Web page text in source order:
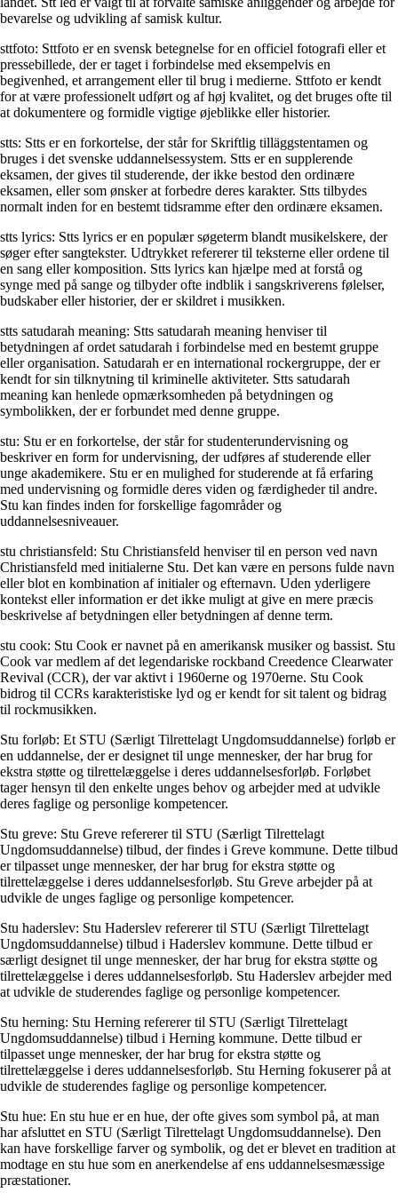
bevarelse og udvikling af samisk kultur.
sttfoto: Sttfoto er en svensk betegnelse for en officiel fotografi eller et
pressebillede, der er taget i forbindelse med eksempelvis en
begivenhed, et arrangement eller til brug i medierne. Sttfoto er kendt
for at være professionelt udført og af høj kvalitet, og det bruges ofte til
at dokumentere og formidle vigtige øjeblikke eller historier.
stts: Stts er en forkortelse, der står for Skriftlig tilläggstentamen og
bruges i det svenske uddannelsessystem. Stts er en supplerende
eksamen, der gives til studerende, der ikke bestod den ordinære
eksamen, eller som ønsker at forbedre deres karakter. Stts tilbydes
normalt inden for en bestemt tidsramme efter den ordinære eksamen.
stts lyrics: Stts lyrics er en populær søgeterm blandt musikelskere, der
søger efter sangtekster. Udtrykket refererer til teksterne eller ordene til
en sang eller komposition. Stts lyrics kan hjælpe med at forstå og
synge med på sange og tilbyder ofte indblik i sangskriverens følelser,
budskaber eller historier, der er skildret i musikken.
stts satudarah meaning: Stts satudarah meaning henviser til
betydningen af ordet satudarah i forbindelse med en bestemt gruppe
eller organisation. Satudarah er en international rockergruppe, der er
kendt for sin tilknytning til kriminelle aktiviteter. Stts satudarah
meaning kan henlede opmærksomheden på betydningen og
symbolikken, der er forbundet med denne gruppe.
stu: Stu er en forkortelse, der står for studenterundervisning og
beskriver en form for undervisning, der udføres af studerende eller
unge akademikere. Stu er en mulighed for studerende at få erfaring
med undervisning og formidle deres viden og færdigheder til andre.
Stu kan findes inden for forskellige fagområder og
uddannelsesniveauer.
stu christiansfeld: Stu Christiansfeld henviser til en person ved navn
Christiansfeld med initialerne Stu. Det kan være en persons fulde navn
eller blot en kombination af initialer og efternavn. Uden yderligere
kontekst eller information er det ikke muligt at give en mere præcis
beskrivelse af betydningen eller betydningen af denne term.
stu cook: Stu Cook er navnet på en amerikansk musiker og bassist. Stu
Cook var medlem af det legendariske rockband Creedence Clearwater
Revival (CCR), der var aktivt i 1960erne og 1970erne. Stu Cook
bidrog til CCRs karakteristiske lyd og er kendt for sit talent og bidrag
til rockmusikken.
Stu forløb: Et STU (Særligt Tilrettelagt Ungdomsuddannelse) forløb er
en uddannelse, der er designet til unge mennesker, der har brug for
ekstra støtte og tilrettelæggelse i deres uddannelsesforløb. Forløbet
tager hensyn til den enkelte unges behov og arbejder med at udvikle
deres faglige og personlige kompetencer.
Stu greve: Stu Greve refererer til STU (Særligt Tilrettelagt
Ungdomsuddannelse) tilbud, der findes i Greve kommune. Dette tilbud
er tilpasset unge mennesker, der har brug for ekstra støtte og
tilrettelæggelse i deres uddannelsesforløb. Stu Greve arbejder på at
udvikle de unges faglige og personlige kompetencer.
Stu haderslev: Stu Haderslev refererer til STU (Særligt Tilrettelagt
Ungdomsuddannelse) tilbud i Haderslev kommune. Dette tilbud er
særligt designet til unge mennesker, der har brug for ekstra støtte og
tilrettelæggelse i deres uddannelsesforløb. Stu Haderslev arbejder med
at udvikle de studerendes faglige og personlige kompetencer.
Stu herning: Stu Herning refererer til STU (Særligt Tilrettelagt
Ungdomsuddannelse) tilbud i Herning kommune. Dette tilbud er
tilpasset unge mennesker, der har brug for ekstra støtte og
tilrettelæggelse i deres uddannelsesforløb. Stu Herning fokuserer på at
udvikle de studerendes faglige og personlige kompetencer.
Stu hue: En stu hue er en hue, der ofte gives som symbol på, at man
har afsluttet en STU (Særligt Tilrettelagt Ungdomsuddannelse). Den
kan have forskellige farver og symbolik, og det er blevet en tradition at
modtage en stu hue som en anerkendelse af ens uddannelsesmæssige
præstationer.